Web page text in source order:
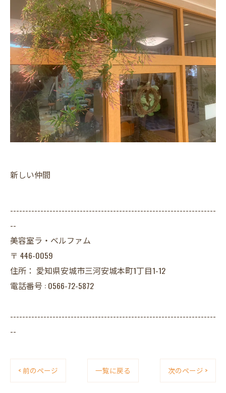
新しい仲間
--------------------------------------------------------------------
--
美容室ラ・ベルファム
〒 446-0059
住所： 愛知県安城市三河安城本町1丁目1-12
電話番号 : 0566-72-5872
--------------------------------------------------------------------
--
< 前のページ 一覧に戻る 次のページ >